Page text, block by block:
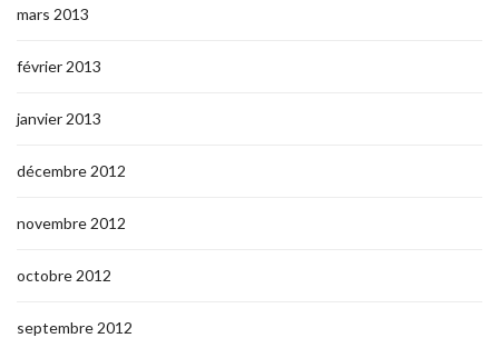
mars 2013
février 2013
janvier 2013
décembre 2012
novembre 2012
octobre 2012
septembre 2012